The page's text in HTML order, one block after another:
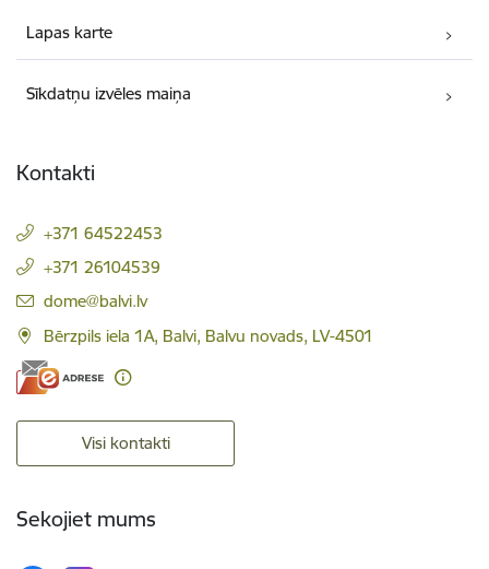
Lapas karte
Sīkdatņu izvēles maiņa
Kontakti
+371 64522453
+371 26104539
E-pasts:
dome@balvi.lv
Bērzpils iela 1A, Balvi, Balvu novads, LV-4501
Visi kontakti
Sekojiet mums